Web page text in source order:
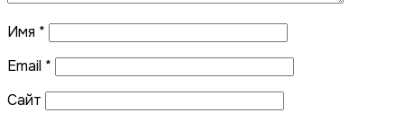
Имя *
Email *
Сайт